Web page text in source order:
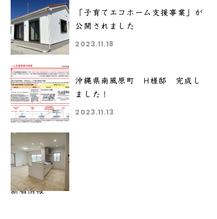
「子育てエコホーム支援事業」が
公開されました
2023.11.18
沖縄県南風原町 H様邸 完成し
ました！
2023.11.13
Category
新着情報